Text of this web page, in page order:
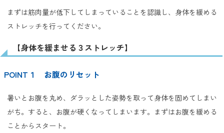
まずは筋肉量が低下してしまっていることを認識し、身体を緩める
ストレッチを行ってください。
【身体を緩ませる３ストレッチ】
POINT１ お腹のリセット
暑いとお腹を丸め、ダラッとした姿勢を取って身体を固めてしまい
がち。すると、お腹が硬くなってしまいます。まずはお腹を緩める
ことからスタート。